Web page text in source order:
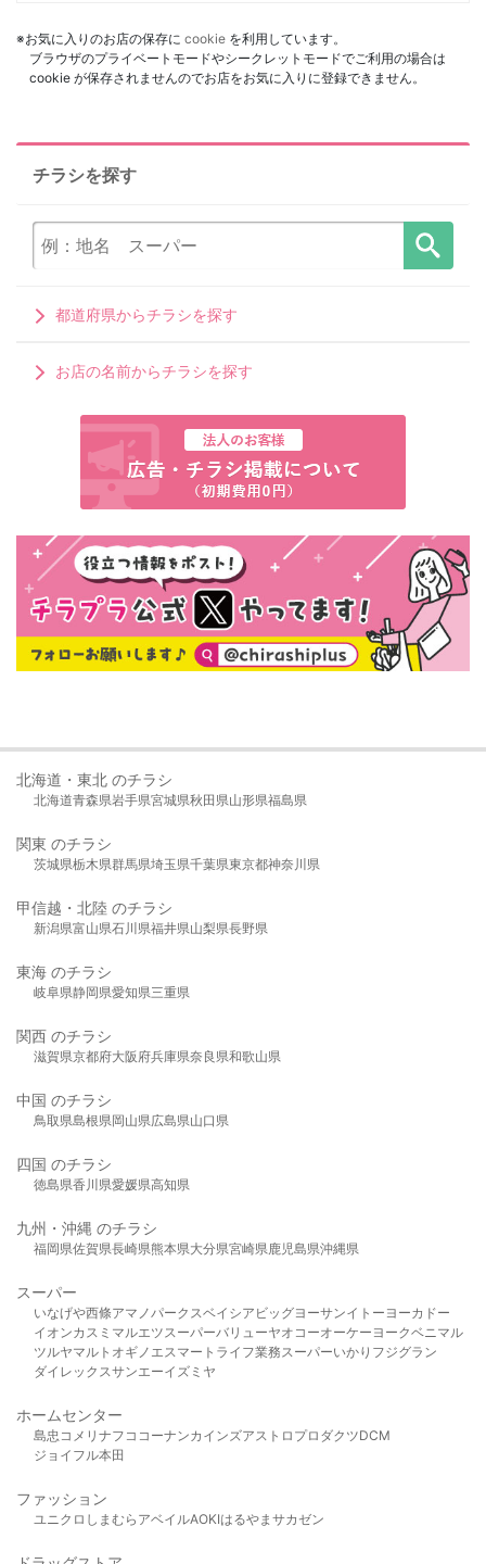
※お気に入りのお店の保存に cookie を利用しています。
ブラウザのプライベートモードやシークレットモードでご利用の場合は
cookie が保存されませんのでお店をお気に入りに登録できません。
チラシを探す
都道府県からチラシを探す
お店の名前からチラシを探す
北海道・東北 のチラシ
北海道青森県岩手県宮城県秋田県山形県福島県
関東 のチラシ
茨城県栃木県群馬県埼玉県千葉県東京都神奈川県
甲信越・北陸 のチラシ
新潟県富山県石川県福井県山梨県長野県
東海 のチラシ
岐阜県静岡県愛知県三重県
関西 のチラシ
滋賀県京都府大阪府兵庫県奈良県和歌山県
中国 のチラシ
鳥取県島根県岡山県広島県山口県
四国 のチラシ
徳島県香川県愛媛県高知県
九州・沖縄 のチラシ
福岡県佐賀県長崎県熊本県大分県宮崎県鹿児島県沖縄県
スーパー
いなげや西條アマノパークスベイシア ビッグヨーサンイトーヨーカドー
イオンカスミ マルエツスーパーバリューヤオコーオーケー ヨークベニマル
ツルヤマルト オギノ エスマート ライフ業務スーパーいかり フジグラン
ダイレックスサンエーイズミヤ
ホームセンター
島忠 コメリ ナフコ コーナンカインズアストロプロダクツDCM
ジョイフル本田
ファッション
ユニクロ しまむら アベイルAOKIはるやま サカゼン